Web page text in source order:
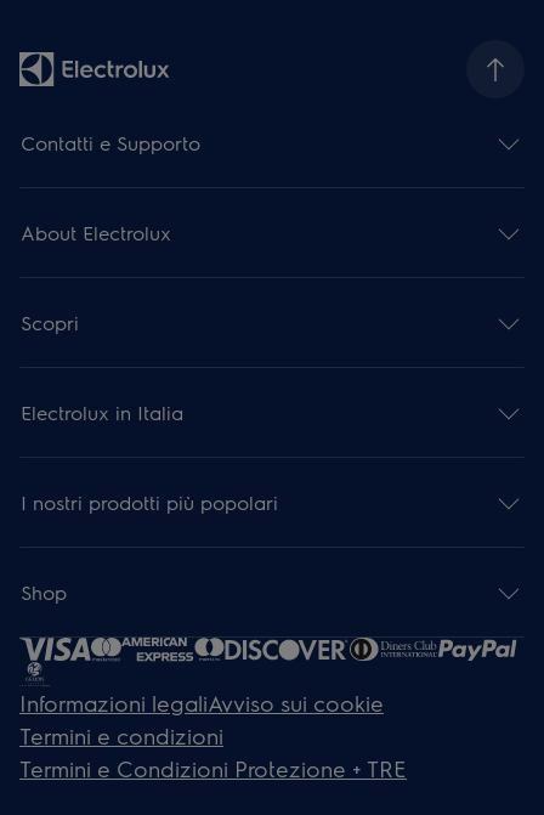
Contatti e Supporto
About Electrolux
Scopri
Electrolux in Italia
I nostri prodotti più popolari
Shop
Informazioni legaliAvviso sui cookie
Termini e condizioni
Termini e Condizioni Protezione + TRE